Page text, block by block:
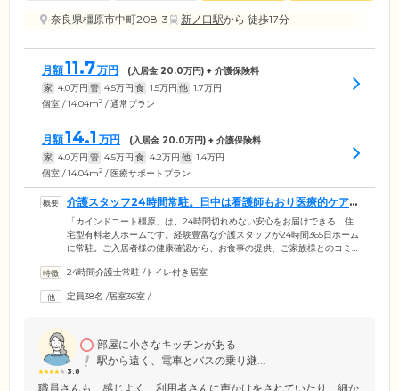
奈良県橿原市中町208-3
新ノ口駅から 徒歩17分
月額11.7万円 (入居金 20.0万円) + 介護保険料
家 4.0万円 管 4.5万円 食 1.5万円 他 1.7万円
個室 / 14.04m2 / 通常プラン
月額14.1 万円 (入居金 20.0万円) + 介護保険料
家 4.0万円 管 4.5万円 食 4.2万円 他 1.4万円
個室 / 14.04m2 / 医療サポートプラン
介護スタッフ24時間常駐。日中は看護師もおり医療的ケア
も行えます
「カインドコート橿原」は、24時間切れめない安心をお届けできる、住
宅型有料老人ホームです。経験豊富な介護スタッフが24時間365日ホーム
に常駐。ご入居者様の健康確認から、お食事の提供、ご家族様とのコミ
中は看護師もおり、健康管理や医療的ケアにも対応。バルーン・在宅酸
可能です。近隣の医療機関とも連携。月2回、内科の往診もございます。
24時間介護士常駐 /トイレ付き居室
定員38名 /居室36室 /
3.8
部屋に小さなキッチンがある
駅から遠く、電車とバスの乗り継...
職員さんも、感じよく、利用者さんに声かけをされていたり、細か